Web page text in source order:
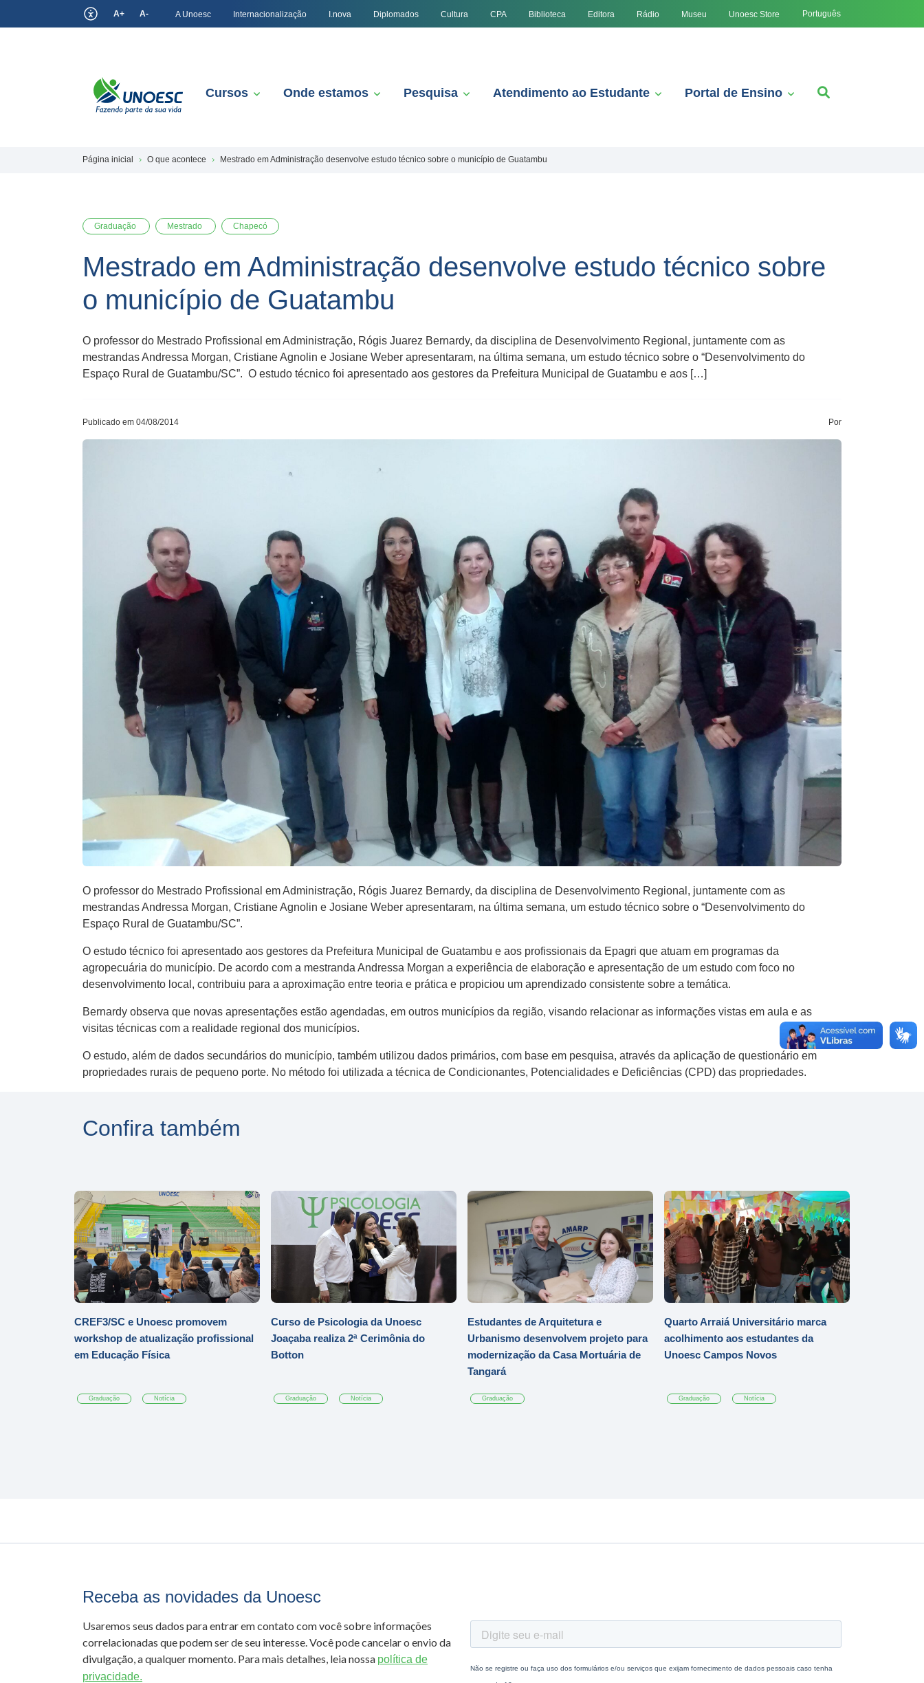
A+ A- A Unoesc Internacionalização I.nova Diplomados Cultura CPA Biblioteca Editora Rádio Museu Unoesc Store Português
Cursos Onde estamos Pesquisa Atendimento ao Estudante Portal de Ensino
Página inicial O que acontece Mestrado em Administração desenvolve estudo técnico sobre o município de Guatambu
Graduação Mestrado Chapecó
Mestrado em Administração desenvolve estudo técnico sobre
o município de Guatambu
O professor do Mestrado Profissional em Administração, Rógis Juarez Bernardy, da disciplina de Desenvolvimento Regional, juntamente com as
mestrandas Andressa Morgan, Cristiane Agnolin e Josiane Weber apresentaram, na última semana, um estudo técnico sobre o “Desenvolvimento do
Espaço Rural de Guatambu/SC”. O estudo técnico foi apresentado aos gestores da Prefeitura Municipal de Guatambu e aos […]
Publicado em 04/08/2014 Por
O professor do Mestrado Profissional em Administração, Rógis Juarez Bernardy, da disciplina de Desenvolvimento Regional, juntamente com as
mestrandas Andressa Morgan, Cristiane Agnolin e Josiane Weber apresentaram, na última semana, um estudo técnico sobre o “Desenvolvimento do
Espaço Rural de Guatambu/SC”.
O estudo técnico foi apresentado aos gestores da Prefeitura Municipal de Guatambu e aos profissionais da Epagri que atuam em programas da
agropecuária do município. De acordo com a mestranda Andressa Morgan a experiência de elaboração e apresentação de um estudo com foco no
desenvolvimento local, contribuiu para a aproximação entre teoria e prática e propiciou um aprendizado consistente sobre a temática.
Bernardy observa que novas apresentações estão agendadas, em outros municípios da região, visando relacionar as informações vistas em aula e as
visitas técnicas com a realidade regional dos municípios.
O estudo, além de dados secundários do município, também utilizou dados primários, com base em pesquisa, através da aplicação de questionário em
propriedades rurais de pequeno porte. No método foi utilizada a técnica de Condicionantes, Potencialidades e Deficiências (CPD) das propriedades.
Confira também
CREF3/SC e Unoesc promovem
workshop de atualização profissional
em Educação Física
Graduação Notícia
Curso de Psicologia da Unoesc
Joaçaba realiza 2ª Cerimônia do
Botton
Graduação Notícia
Estudantes de Arquitetura e
Urbanismo desenvolvem projeto para
modernização da Casa Mortuária de
Tangará
Graduação
Quarto Arraiá Universitário marca
acolhimento aos estudantes da
Unoesc Campos Novos
Graduação Notícia
Receba as novidades da Unoesc
Usaremos seus dados para entrar em contato com você sobre informações
correlacionadas que podem ser de seu interesse. Você pode cancelar o envio da
divulgação, a qualquer momento. Para mais detalhes, leia nossa política de
privacidade.